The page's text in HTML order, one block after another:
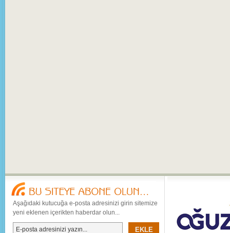
Aşağıdaki kutucuğa e-posta adresinizi girin sitemize
yeni eklenen içerikten haberdar olun...